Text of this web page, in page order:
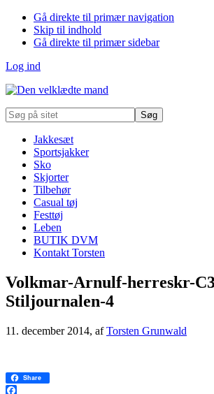
Gå direkte til primær navigation
Skip til indhold
Gå direkte til primær sidebar
Log ind
Søg
på
Jakkesæt
Sportsjakker
Sko
Skjorter
Tilbehør
Casual tøj
Festtøj
Leben
BUTIK DVM
Kontakt Torsten
Volkmar-Arnulf-herreskr-
Stiljournalen-4
11. december 2014, afTorsten Grunwald
Share